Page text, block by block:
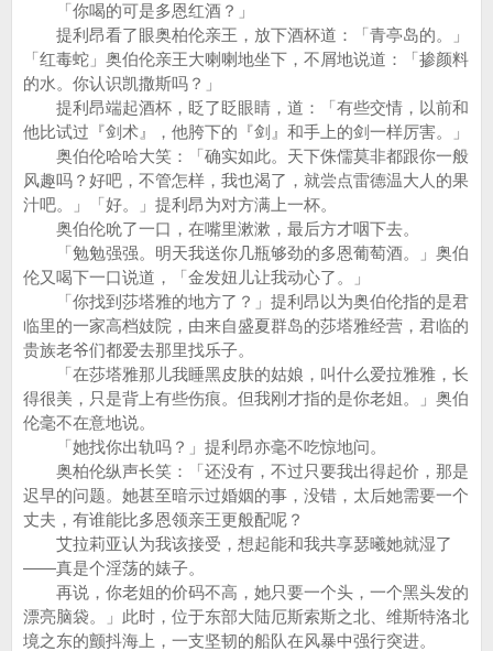
「你喝的可是多恩红酒？」
提利昂看了眼奥柏伦亲王，放下酒杯道：「青亭岛的。」
「红毒蛇」奥伯伦亲王大喇喇地坐下，不屑地说道：「掺颜料
的水。你认识凯撒斯吗？」
提利昂端起酒杯，眨了眨眼睛，道：「有些交情，以前和
他比试过『剑术』，他胯下的『剑』和手上的剑一样厉害。」
奥伯伦哈哈大笑：「确实如此。天下侏儒莫非都跟你一般
风趣吗？好吧，不管怎样，我也渴了，就尝点雷德温大人的果
汁吧。」「好。」提利昂为对方满上一杯。
奥伯伦吮了一口，在嘴里漱漱，最后方才咽下去。
「勉勉强强。明天我送你几瓶够劲的多恩葡萄酒。」奥伯
伦又喝下一口说道，「金发妞儿让我动心了。」
「你找到莎塔雅的地方了？」提利昂以为奥伯伦指的是君
临里的一家高档妓院，由来自盛夏群岛的莎塔雅经营，君临的
贵族老爷们都爱去那里找乐子。
「在莎塔雅那儿我睡黑皮肤的姑娘，叫什么爱拉雅雅，长
得很美，只是背上有些伤痕。但我刚才指的是你老姐。」奥伯
伦毫不在意地说。
「她找你出轨吗？」提利昂亦毫不吃惊地问。
奥柏伦纵声长笑：「还没有，不过只要我出得起价，那是
迟早的问题。她甚至暗示过婚姻的事，没错，太后她需要一个
丈夫，有谁能比多恩领亲王更般配呢？
艾拉莉亚认为我该接受，想起能和我共享瑟曦她就湿了
——真是个淫荡的婊子。
再说，你老姐的价码不高，她只要一个头，一个黑头发的
漂亮脑袋。」此时，位于东部大陆厄斯索斯之北、维斯特洛北
境之东的颤抖海上，一支坚韧的船队在风暴中强行突进。